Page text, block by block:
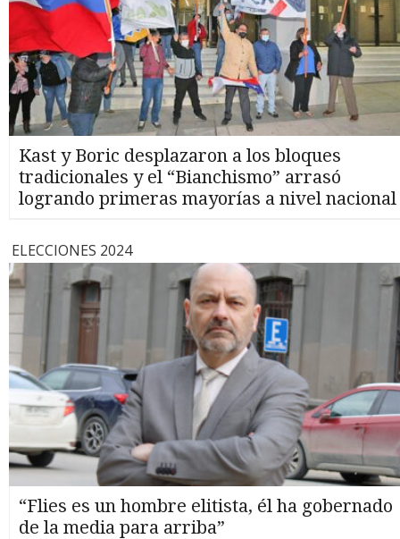
Kast y Boric desplazaron a los bloques
tradicionales y el “Bianchismo” arrasó
logrando primeras mayorías a nivel nacional
ELECCIONES 2024
“Flies es un hombre elitista, él ha gobernado
de la media para arriba”